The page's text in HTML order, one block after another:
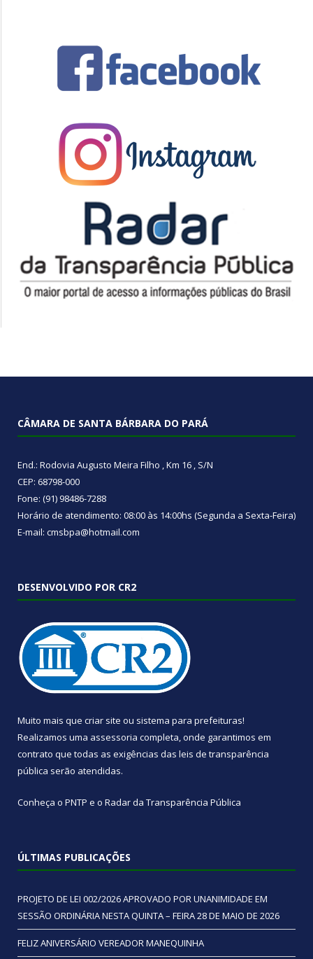
CÂMARA DE SANTA BÁRBARA DO PARÁ
End.: Rodovia Augusto Meira Filho , Km 16 , S/N
CEP: 68798-000
Fone: (91) 98486-7288
Horário de atendimento: 08:00 às 14:00hs (Segunda a Sexta-Feira)
E-mail: cmsbpa@hotmail.com
DESENVOLVIDO POR CR2
Muito mais que criar site ou sistema para prefeituras!
Realizamos uma assessoria completa, onde garantimos em
contrato que todas as exigências das leis de transparência
pública serão atendidas.
Conheça o PNTP e o Radar da Transparência Pública
ÚLTIMAS PUBLICAÇÕES
PROJETO DE LEI 002/2026 APROVADO POR UNANIMIDADE EM
SESSÃO ORDINÁRIA NESTA QUINTA – FEIRA 28 DE MAIO DE 2026
FELIZ ANIVERSÁRIO VEREADOR MANEQUINHA